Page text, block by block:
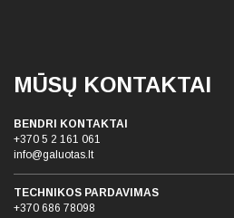
MŪSŲ KONTAKTAI
BENDRI KONTAKTAI
+370 5 2 161 061
info@galuotas.lt
TECHNIKOS PARDAVIMAS
+370 686 78098